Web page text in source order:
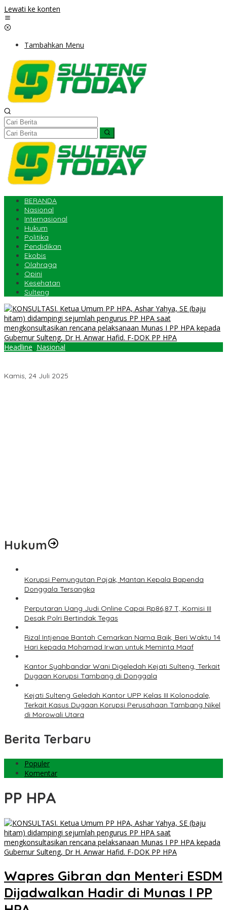
Lewati ke konten
Tambahkan Menu
BERANDA
Nasional
Internasional
Hukum
Politika
Pendidikan
Ekobis
Olahraga
Opini
Kesehatan
Sulteng
Headline, Nasional
Kamis, 24 Juli 2025
Hukum
Korupsi Pemungutan Pajak, Mantan Kepala Bapenda
Donggala Tersangka
Perputaran Uang Judi Online Capai Rp86,87 T, Komisi III
Desak Polri Bertindak Tegas
Rizal Intjenae Bantah Cemarkan Nama Baik, Beri Waktu 14
Hari kepada Mohamad Irwan untuk Meminta Maaf
Kantor Syahbandar Wani Digeledah Kejati Sulteng, Terkait
Dugaan Korupsi Tambang di Donggala
Kejati Sulteng Geledah Kantor UPP Kelas III Kolonodale,
Terkait Kasus Dugaan Korupsi Perusahaan Tambang Nikel
di Morowali Utara
Berita Terbaru
Populer
Komentar
PP HPA
Wapres Gibran dan Menteri ESDM
Dijadwalkan Hadir di Munas I PP